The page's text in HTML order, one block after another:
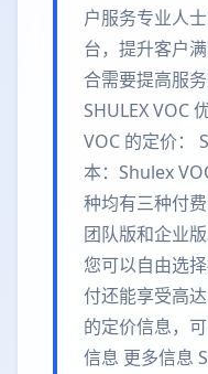
户服务专业人
台，提升客户
合需要提高服
SHULEX VOC
VOC 的定价：
本：Shulex
种均有三种付
团队版和企业
您可以自由选
付还能享受高
的定价信息，
信息 更多信息